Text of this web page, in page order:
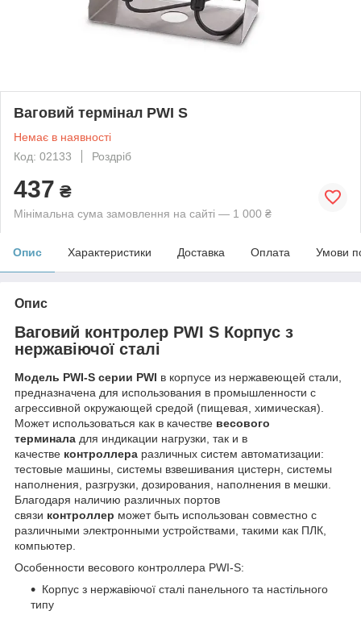
Ваговий термінал PWI S
Немає в наявності
Код: 02133
Роздріб
437 ₴
Мінімальна сума замовлення на сайті — 1 000 ₴
Опис Характеристики Доставка Оплата Умови
Опис
Ваговий контролер PWI S Корпус з
нержавіючої сталі
Модель PWI-S серии PWI в корпусе из нержавеющей стали,
предназначена для использования в промышленности с
агрессивной окружающей средой (пищевая, химическая).
Может использоваться как в качестве весового
терминала для индикации нагрузки, так и в
качестве контроллера различных систем автоматизации:
тестовые машины, системы взвешивания цистерн, системы
наполнения, разгрузки, дозирования, наполнения в мешки.
Благодаря наличию различных портов
связи контроллер может быть использован совместно с
различными электронными устройствами, такими как ПЛК,
компьютер.
Особенности весового контроллера PWI-S:
Корпус з нержавіючої сталі панельного та настільного
типу